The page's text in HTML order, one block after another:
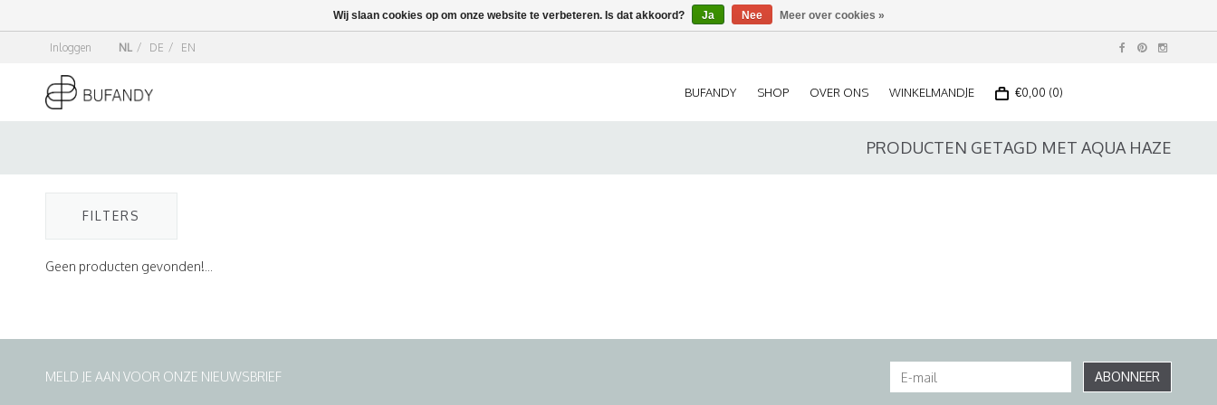
Inloggen NL / DE / EN
BUFANDY SHOP OVER ONS WINKELMANDJE €0,00 (0)
PRODUCTEN GETAGD MET AQUA HAZE
FILTERS
Geen producten gevonden!...
MELD JE AAN VOOR ONZE NIEUWSBRIEF ABONNEER
Wij slaan cookies op om onze website te verbeteren. Is dat akkoord? Ja Nee Meer over cookies »